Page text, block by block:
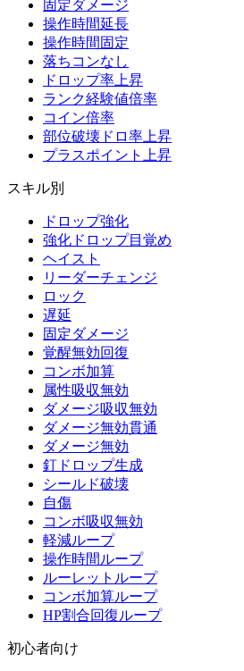
固定ダメージ
操作時間延長
操作時間固定
落ちコンなし
ドロップ率上昇
ランク経験値倍率
コイン倍率
部位破壊ドロ率上昇
プラスポイント上昇
スキル別
ドロップ強化
強化ドロップ目覚め
ヘイスト
リーダーチェンジ
ロック
遅延
固定ダメージ
覚醒無効回復
コンボ加算
属性吸収無効
ダメージ吸収無効
ダメージ無効貫通
ダメージ無効
釘ドロップ生成
シールド破壊
自傷
コンボ吸収無効
軽減ループ
操作時間ループ
ルーレットループ
コンボ加算ループ
HP割合回復ループ
初心者向け